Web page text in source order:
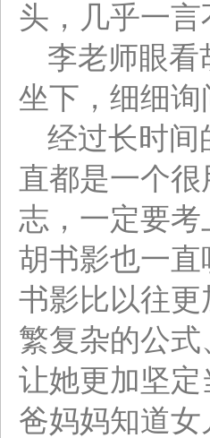
头，几乎一言
李老师眼看
坐下，细细询
经过长时间
直都是一个
志，一定要
胡书影也一
书影比以往
繁复杂的公
让她更加坚
爸妈妈知道